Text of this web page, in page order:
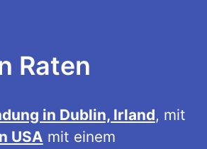
Raten
in Dublin, Irland, mit
USA mit einem